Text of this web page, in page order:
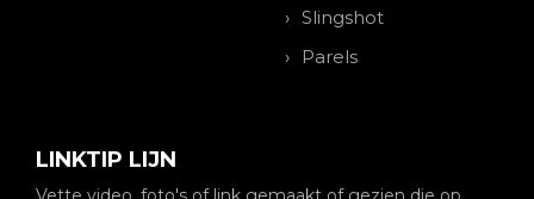
Slingshot
Parels
LINKTIP LIJN